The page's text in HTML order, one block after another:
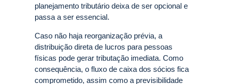
planejamento tributário deixa de ser opcional e
passa a ser essencial.
Caso não haja reorganização prévia, a
distribuição direta de lucros para pessoas
físicas pode gerar tributação imediata. Como
consequência, o fluxo de caixa dos sócios fica
comprometido, assim como a previsibilidade